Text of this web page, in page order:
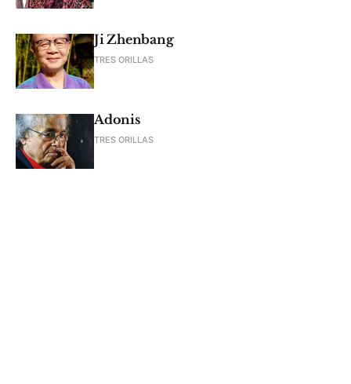
Ji Zhenbang
TRES ORILLAS
Adonis
TRES ORILLAS